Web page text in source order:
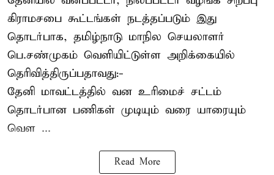
கிராமசபை கூட்டங்கள் நடத்தப்படும் இது
தொடர்பாக, தமிழ்நாடு மாநில செயலாளர்
பெ.சண்முகம் வெளியிட்டுள்ள அறிக்கையில்
தெரிவித்திருப்பதாவது:-
தேனி மாவட்டத்தில் வன உரிமைச் சட்டம்
தொடர்பான பணிகள் முடியும் வரை யாரையும்
வெள ...
Read More